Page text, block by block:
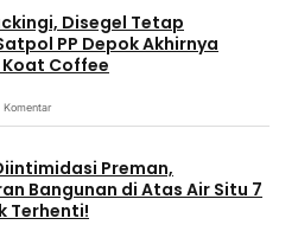
Disegel Tetap
PP Depok Akhirnya
Coffee
Komentar
Preman,
Bangunan di Atas Air Situ 7
Terhenti!